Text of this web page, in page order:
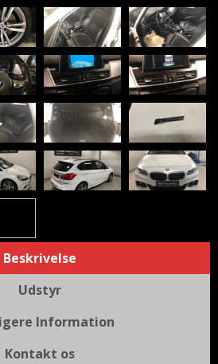
Beskrivelse
Udstyr
Information
Kontakt os